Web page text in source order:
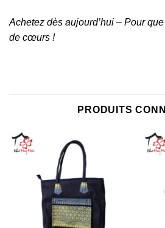
Achetez dès aujourd’hui – Pour
de cœurs !
PRODUITS